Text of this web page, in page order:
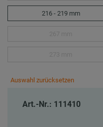
216 - 219 mm
Auswahl zurücksetzen
Art.-Nr.: 111410